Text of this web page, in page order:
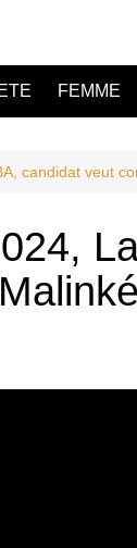
FEMME
candidat veut